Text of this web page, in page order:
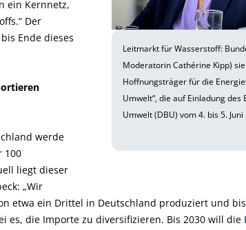
Leitmarkt für Wasserstoff:
Moderatorin Cathérine Kipp)
Hoffnungsträger für die
Umwelt“, die auf Einladung
Umwelt (DBU) vom 4. bis 5.
ein Kernnetz,
Der
Ende dieses
werde
100
liegt dieser
„Wir
etwa ein Drittel in Deutschland produziert und
es, die Importe zu diversifizieren. Bis 2030 will die